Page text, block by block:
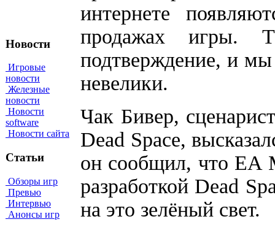
Новости
Игровые
новости
Железные
новости
Новости
software
Новости сайта
Статьи
Обзоры игр
Превью
Интервью
Анонсы игр
интернете
продажах игры.
подтверждение, и
невелики.
Чак Бивер,
Dead Space,
он сообщил, что EA
разработкой Dead
на это зелёный свет.